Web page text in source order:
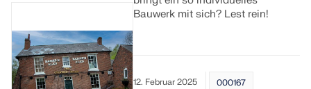
Bauwerk mit sich? Lest rein!
12. Februar 2025
000167